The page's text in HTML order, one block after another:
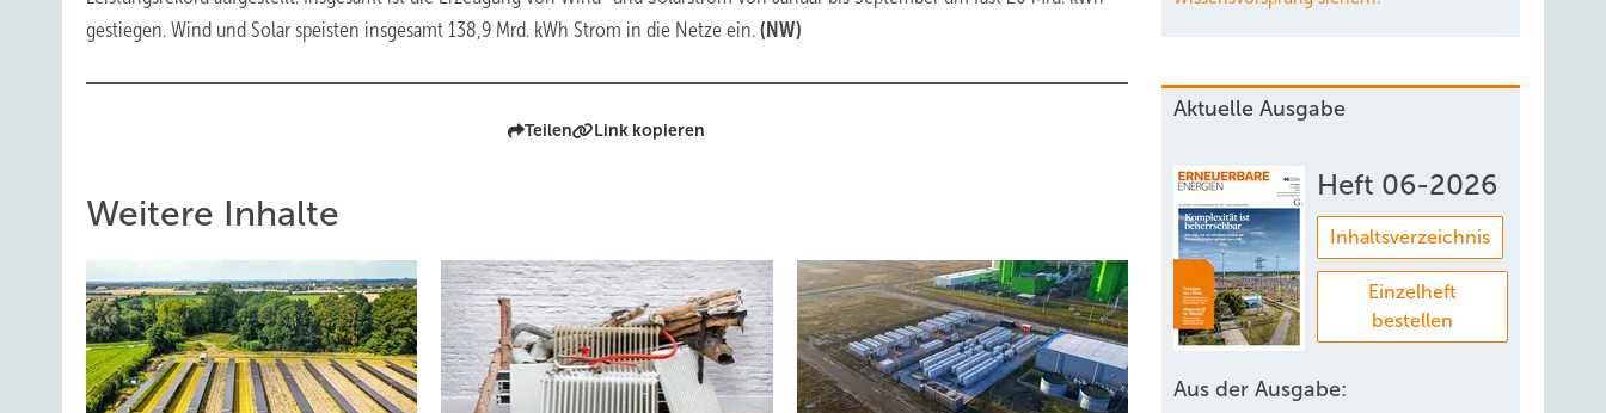
gestiegen. Wind und Solar speisten insgesamt 138,9 Mrd. kWh Strom in die Netze ein. (NW)
Teilen Link kopieren
Weitere Inhalte
Aktuelle Ausgabe
Heft 06-2026
Inhaltsverzeichnis
Einzelheft
bestellen
Aus der Ausgabe: